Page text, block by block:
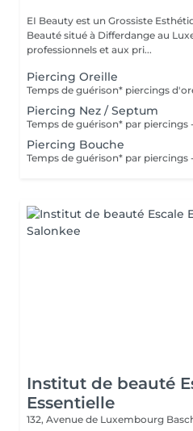
EI Beauty est un Grossiste
Beauté situé à Differdange au Luxembourg,
professionnels et aux pri...
Piercing Oreille
Piercing Nez / Septum
Piercing Bouche
Institut de beauté
Essentielle
132, Avenue de Luxembourg